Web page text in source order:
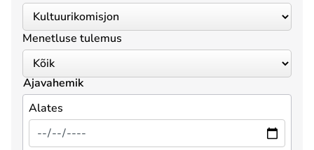
Menetluse tulemus
Ajavahemik
Alates